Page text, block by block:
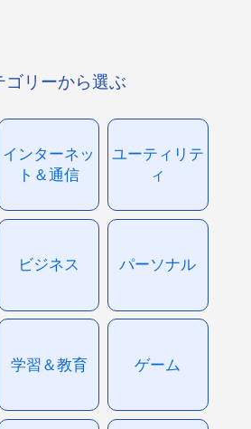
ゴリーから選ぶ
インターネッ
ト＆通信
ユーティリテ
ィ
ビジネス パーソナル
学習＆教育 ゲーム